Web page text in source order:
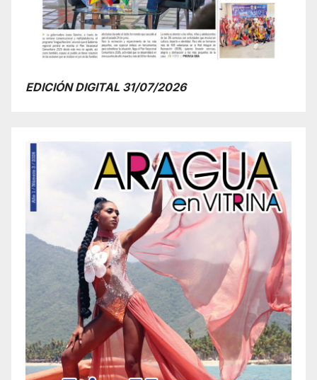
EDICIÓN DIGITAL 31/07/2026